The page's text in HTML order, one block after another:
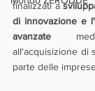
finalizzati a
di innovazione e
avanzate
all'acquisizione di
parte delle